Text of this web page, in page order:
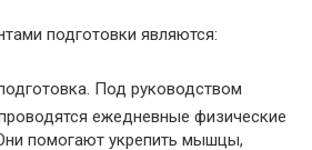
подготовки являются:
Под руководством
ежедневные физические
помогают укрепить мышцы,